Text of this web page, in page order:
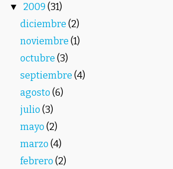
▼ 2009 (31)
diciembre(2)
noviembre(1)
octubre(3)
septiembre(4)
agosto(6)
julio(3)
mayo(2)
marzo(4)
febrero(2)